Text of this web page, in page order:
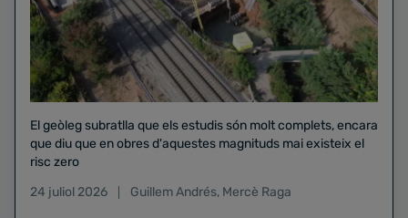
El geòleg subratlla que els estudis són molt complets, encara
que diu que en obres d'aquestes magnituds mai existeix el
risc zero
24 juliol 2026
Guillem Andrés, Mercè Raga